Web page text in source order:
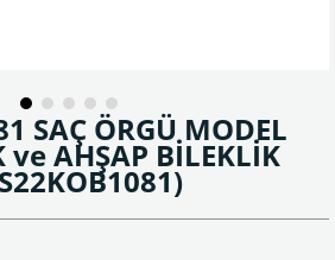
SAÇ ÖRGÜ MODEL
ve AHŞAP BİLEKLİK